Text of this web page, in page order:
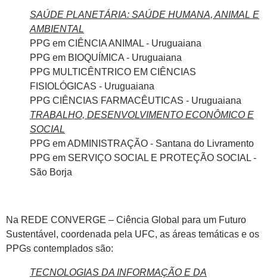
SAÚDE PLANETÁRIA: SAÚDE HUMANA, ANIMAL E
AMBIENTAL
PPG em CIÊNCIA ANIMAL - Uruguaiana
PPG em BIOQUÍMICA - Uruguaiana
PPG MULTICÊNTRICO EM CIÊNCIAS
FISIOLÓGICAS - Uruguaiana
PPG CIÊNCIAS FARMACÊUTICAS - Uruguaiana
TRABALHO, DESENVOLVIMENTO ECONÔMICO E
SOCIAL
PPG em ADMINISTRAÇÃO - Santana do Livramento
PPG em SERVIÇO SOCIAL E PROTEÇÃO SOCIAL -
São Borja
Na REDE CONVERGE – Ciência Global para um Futuro
Sustentável, coordenada pela UFC, as áreas temáticas e os
PPGs contemplados são:
TECNOLOGIAS DA INFORMAÇÃO E DA